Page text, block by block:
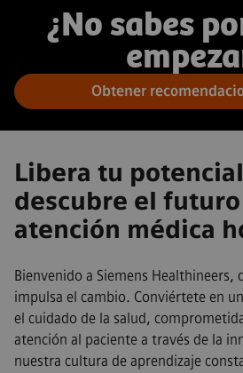
¿No sabes
Obtener
Libera tu
descubre el
atención médica
Bienvenido a Siemens Healthineers,
impulsa el cambio. Conviértete en
el cuidado de la salud,
atención al paciente a través de la
nuestra cultura de aprendizaje